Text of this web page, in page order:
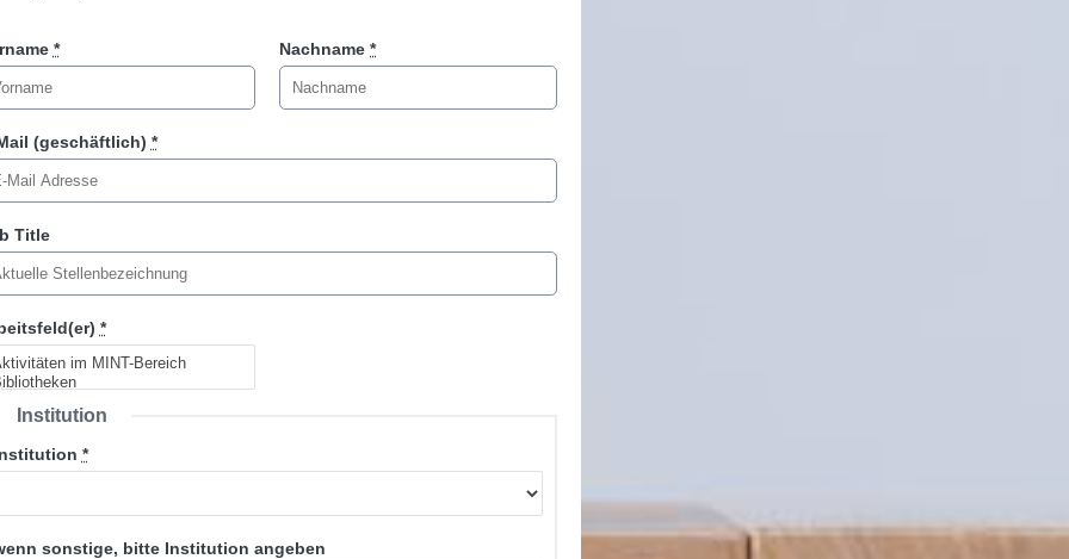
* Nachname *
(geschäftlich) *
Title
*
Institution
*
sonstige, bitte Institution angeben